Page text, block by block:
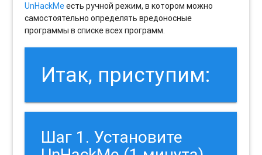
UnHackMeесть ручной режим, в котором можно
самостоятельно определять вредоносные
программы в списке всех программ.
Итак, приступим:
Шаг 1. Установите